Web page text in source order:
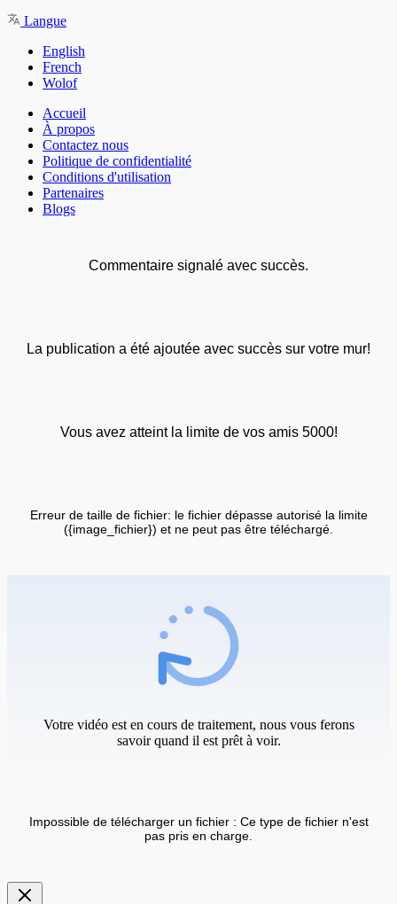
Langue
English
French
Wolof
Accueil
À propos
Contactez nous
Politique de confidentialité
Conditions d'utilisation
Partenaires
Blogs
Commentaire signalé avec succès.
La publication a été ajoutée avec succès sur votre mur!
Vous avez atteint la limite de vos amis 5000!
Erreur de taille de fichier: le fichier dépasse autorisé la limite
({image_fichier}) et ne peut pas être téléchargé.
Votre vidéo est en cours de traitement, nous vous ferons
savoir quand il est prêt à voir.
Impossible de télécharger un fichier : Ce type de fichier n'est
pas pris en charge.